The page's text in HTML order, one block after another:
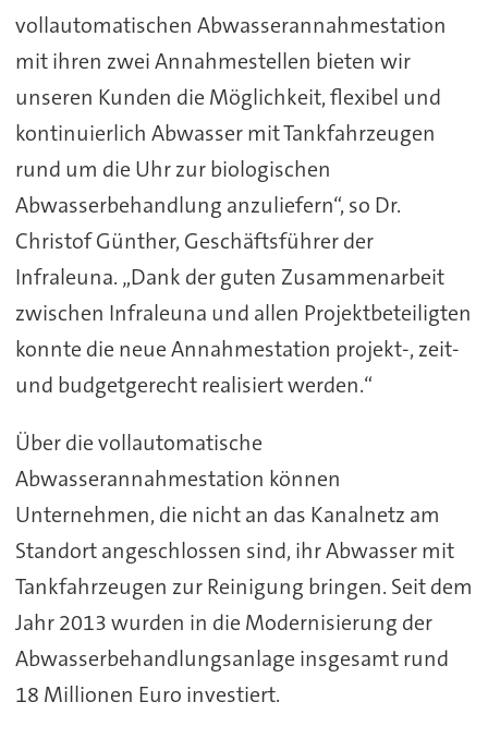
vollautomatischen Abwasserannahmestation
mit ihren zwei Annahmestellen bieten wir
unseren Kunden die Möglichkeit, flexibel und
kontinuierlich Abwasser mit Tankfahrzeugen
rund um die Uhr zur biologischen
Abwasserbehandlung anzuliefern“, so Dr.
Christof Günther, Geschäftsführer der
Infraleuna. „Dank der guten Zusammenarbeit
zwischen Infraleuna und allen Projektbeteiligten
konnte die neue Annahmestation projekt-, zeit-
und budgetgerecht realisiert werden.“
Über die vollautomatische
Abwasserannahmestation können
Unternehmen, die nicht an das Kanalnetz am
Standort angeschlossen sind, ihr Abwasser mit
Tankfahrzeugen zur Reinigung bringen. Seit dem
Jahr 2013 wurden in die Modernisierung der
Abwasserbehandlungsanlage insgesamt rund
18 Millionen Euro investiert.